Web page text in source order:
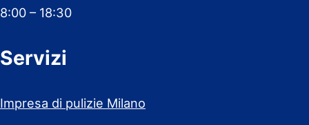
8:00 – 18:30
Servizi
Impresa di pulizie Milano